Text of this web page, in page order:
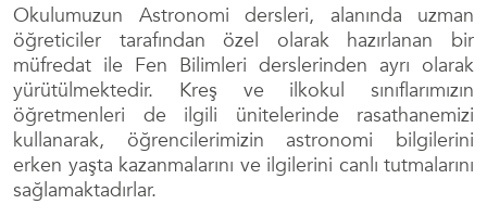
Okulumuzun Astronomi dersleri, alanında uzman
öğreticiler tarafından özel olarak hazırlanan bir
müfredat ile Fen Bilimleri derslerinden ayrı olarak
yürütülmektedir. Kreş ve ilkokul sınıflarımızın
öğretmenleri de ilgili ünitelerinde rasathanemizi
kullanarak, öğrencilerimizin astronomi bilgilerini
erken yaşta kazanmalarını ve ilgilerini canlı tutmalarını
sağlamaktadırlar.